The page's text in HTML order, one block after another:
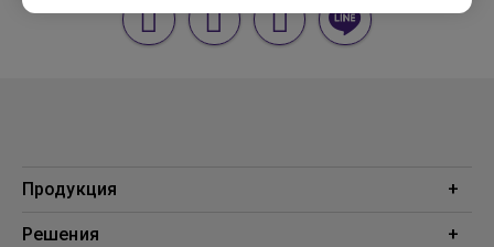
Продукция
Проекторы
Решения